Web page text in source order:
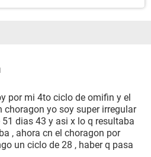
por mi 4to ciclo de omifin y el
yo soy super irregular
dias 43 y asi x lo q resultaba
, ahora cn el choragon por
un ciclo de 28 , haber q pasa